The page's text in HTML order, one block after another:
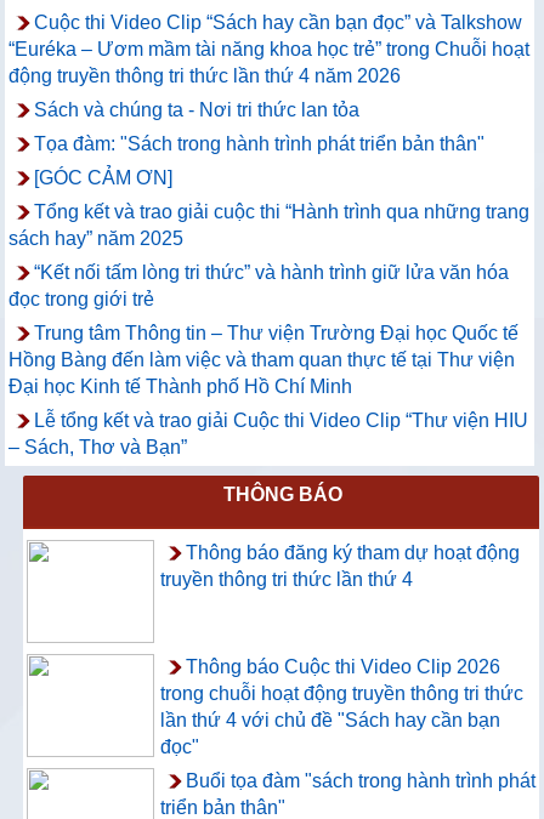
Cuộc thi Video Clip “Sách hay cần bạn đọc” và Talkshow
“Euréka – Ươm mầm tài năng khoa học trẻ” trong Chuỗi hoạt
động truyền thông tri thức lần thứ 4 năm 2026
Sách và chúng ta - Nơi tri thức lan tỏa
Tọa đàm: "Sách trong hành trình phát triển bản thân"
[GÓC CẢM ƠN]
Tổng kết và trao giải cuộc thi “Hành trình qua những trang
sách hay” năm 2025
“Kết nối tấm lòng tri thức” và hành trình giữ lửa văn hóa
đọc trong giới trẻ
Trung tâm Thông tin – Thư viện Trường Đại học Quốc tế
Hồng Bàng đến làm việc và tham quan thực tế tại Thư viện
Đại học Kinh tế Thành phố Hồ Chí Minh
Lễ tổng kết và trao giải Cuộc thi Video Clip “Thư viện HIU
– Sách, Thơ và Bạn”
THÔNG BÁO
Thông báo đăng ký tham dự hoạt động
truyền thông tri thức lần thứ 4
Thông báo Cuộc thi Video Clip 2026
trong chuỗi hoạt động truyền thông tri thức
lần thứ 4 với chủ đề "Sách hay cần bạn
đọc"
Buổi tọa đàm "sách trong hành trình phát
triển bản thân"